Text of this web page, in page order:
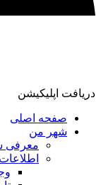
دریافت اپلیکیشن
صفحه اصلی
شهر من
معرفی